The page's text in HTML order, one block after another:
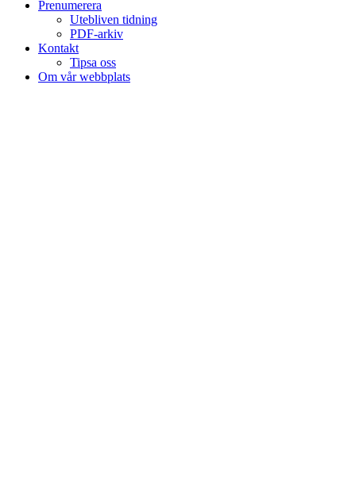
Prenumerera
Utebliven tidning
PDF-arkiv
Kontakt
Tipsa oss
Om vår webbplats